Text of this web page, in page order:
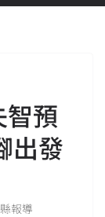
預
出發
報導